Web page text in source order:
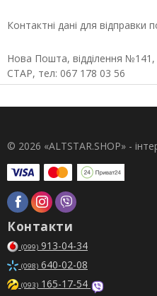
Контактні дані для відправки
Нова Пошта, відділення
СТАР, тел: 067 178 03 56
© 2026 «ALTSTAR.SHOP» -
Контакти
(099) 913-04-34
(098) 640-02-08
(093) 165-17-54